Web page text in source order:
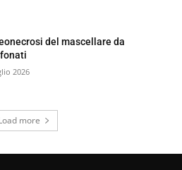
del mascellare da
2026
more